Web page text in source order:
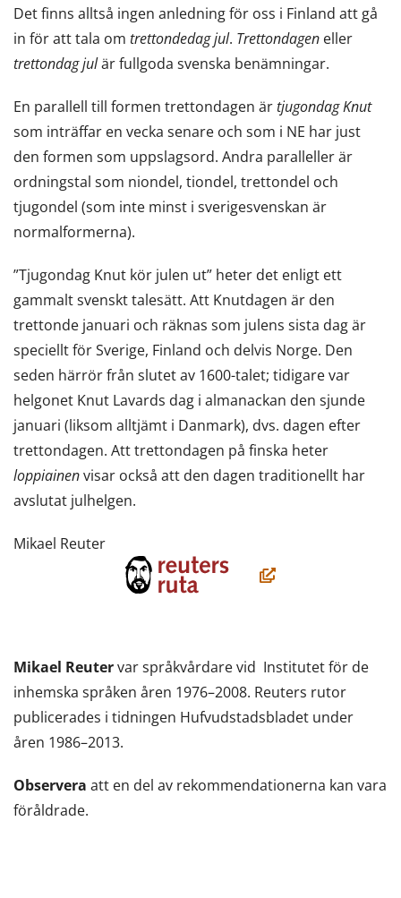
Det finns alltså ingen anledning för oss i Finland att gå
in för att tala om trettondedag jul. Trettondagen eller
trettondag julär fullgoda svenska benämningar.
En parallell till formen trettondagen ärtjugondag Knut
som inträffar en vecka senare och som i NE har just
den formen som uppslagsord. Andra paralleller är
ordningstal som niondel, tiondel, trettondel och
tjugondel (som inte minst i sverigesvenskan är
normalformerna).
”Tjugondag Knut kör julen ut” heter det enligt ett
gammalt svenskt talesätt. Att Knutdagen är den
trettonde januari och räknas som julens sista dag är
speciellt för Sverige, Finland och delvis Norge. Den
seden härrör från slutet av 1600-talet; tidigare var
helgonet Knut Lavards dag i almanackan den sjunde
januari (liksom alltjämt i Danmark), dvs. dagen efter
trettondagen. Att trettondagen på finska heter
loppiainenvisar också att den dagen traditionellt har
avslutat julhelgen.
Mikael Reuter
(öppnas
fönster,
du
flyttar
annan
Mikael Reutervar språkvårdare vid Institutet för de
inhemska språken åren 1976–2008. Reuters rutor
publicerades i tidningen Hufvudstadsbladet under
åren 1986–2013.
Observera att en del av rekommendationerna kan vara
föråldrade.